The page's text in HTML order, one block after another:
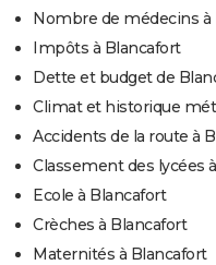
Nombre de médecins à
Impôts à Blancafort
Dette et budget de
Climat et historique
Accidents de la route à
Classement des lycées
Ecole à Blancafort
Crèches à Blancafort
Maternités à Blancafort